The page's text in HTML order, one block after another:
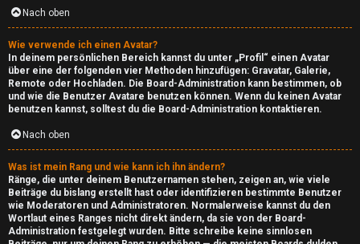
S
u
c
h
e
F
Nach oben
Wie verwende ich einen Avatar?
In deinem persönlichen Bereich kannst du unter „Profil“ einen Avatar
über eine der folgenden vier Methoden hinzufügen: Gravatar, Galerie,
Remote oder Hochladen. Die Board-Administration kann bestimmen, ob
und wie die Benutzer Avatare benutzen können. Wenn du keinen Avatar
benutzen kannst, solltest du die Board-Administration kontaktieren.
Nach oben
Was ist mein Rang und wie kann ich ihn ändern?
Ränge, die unter deinem Benutzernamen stehen, zeigen an, wie viele
Beiträge du bislang erstellt hast oder identifizieren bestimmte Benutzer
wie Moderatoren und Administratoren. Normalerweise kannst du den
Wortlaut eines Ranges nicht direkt ändern, da sie von der Board-
Administration festgelegt wurden. Bitte schreibe keine sinnlosen
a
m
↳
I
n
s
i